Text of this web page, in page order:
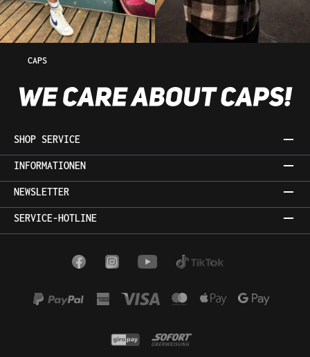
CAPS
SHOP SERVICE
INFORMATIONEN
NEWSLETTER
SERVICE-HOTLINE